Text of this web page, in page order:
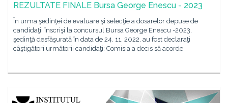
REZULTATE FINALE Bursa George Enescu - 2023
În urma şedinţei de evaluare şi selecţie a dosarelor depuse de
candidaţii înscrişi la concursul Bursa George Enescu -2023,
şedinţă desfăşurată în data de 24. 11. 2022, au fost declaraţi
câştigători următorii candidaţi: Comisia a decis să acorde